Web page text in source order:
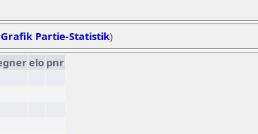
Grafik Partie-Statistik)
elo pnr